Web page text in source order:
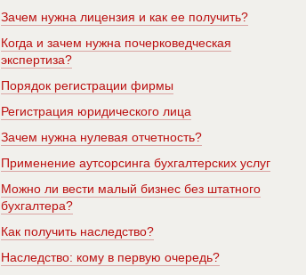
Зачем нужна лицензия и как ее получить?
Когда и зачем нужна почерковедческая
экспертиза?
Порядок регистрации фирмы
Регистрация юридического лица
Зачем нужна нулевая отчетность?
Применение аутсорсинга бухгалтерских услуг
Можно ли вести малый бизнес без штатного
бухгалтера?
Как получить наследство?
Наследство: кому в первую очередь?